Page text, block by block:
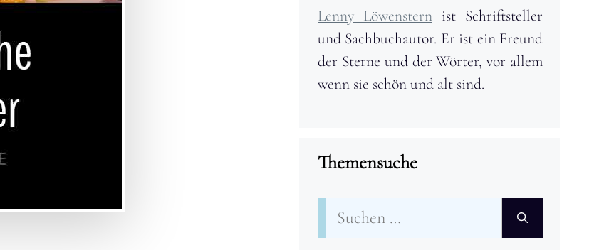
Lenny Löwenstern ist Schriftsteller
und Sachbuchautor. Er ist ein Freund
der Sterne und der Wörter, vor allem
wenn sie schön und alt sind.
Themensuche
Suchen
nach: